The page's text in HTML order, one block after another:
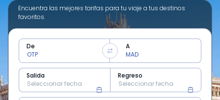
Encuentra las mejores tarifas para tu viaje a tus destinos
favoritos.
De A
Salida Regreso